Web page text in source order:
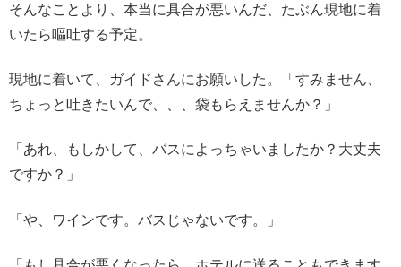
そんなことより、本当に具合が悪いんだ、たぶん現地に着
いたら嘔吐する予定。
現地に着いて、ガイドさんにお願いした。「すみません、
ちょっと吐きたいんで、、、袋もらえませんか？」
「あれ、もしかして、バスによっちゃいましたか？大丈夫
ですか？」
「や、ワインです。バスじゃないです。」